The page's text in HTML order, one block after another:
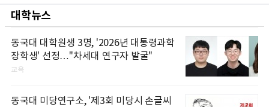
대학뉴스
동국대 대학원생 3명, '2026년 대통령과학
장학생' 선정…"차세대 연구자 발굴"
교육
동국대 미당연구소, '제3회 미당시 손글씨